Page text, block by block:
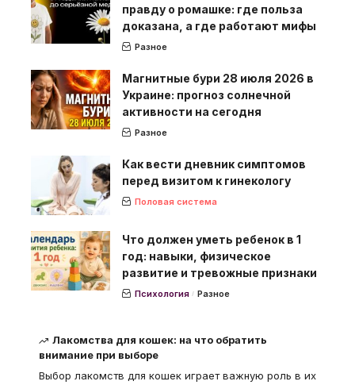
правду о ромашке: где польза
доказана, а где работают мифы
Разное
Магнитные бури 28 июля 2026 в
Украине: прогноз солнечной
активности на сегодня
Разное
Как вести дневник симптомов
перед визитом к гинекологу
Половая система
Что должен уметь ребенок в 1
год: навыки, физическое
развитие и тревожные признаки
Психология Разное
Лакомства для кошек: на что обратить
внимание при выборе
Выбор лакомств для кошек играет важную роль в их